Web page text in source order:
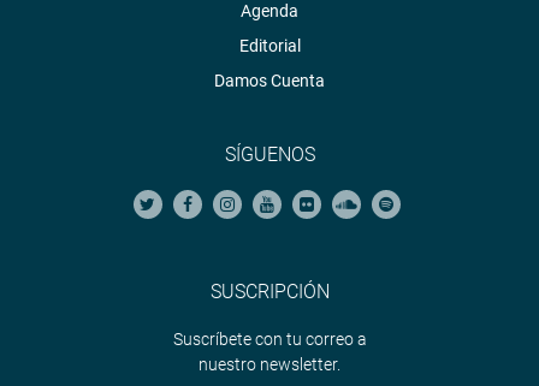
Agenda
Editorial
Damos Cuenta
SÍGUENOS
SUSCRIPCIÓN
Suscríbete con tu correo a
nuestro newsletter.